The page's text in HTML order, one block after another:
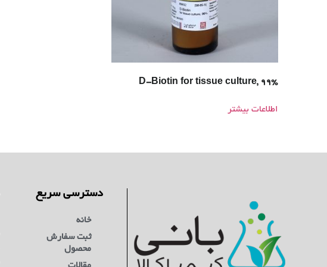
D-Biotin for tissue culture, 99%
اطلاعات بیشتر
دسترسی سریع
خانه
ثبت سفارش
محصول